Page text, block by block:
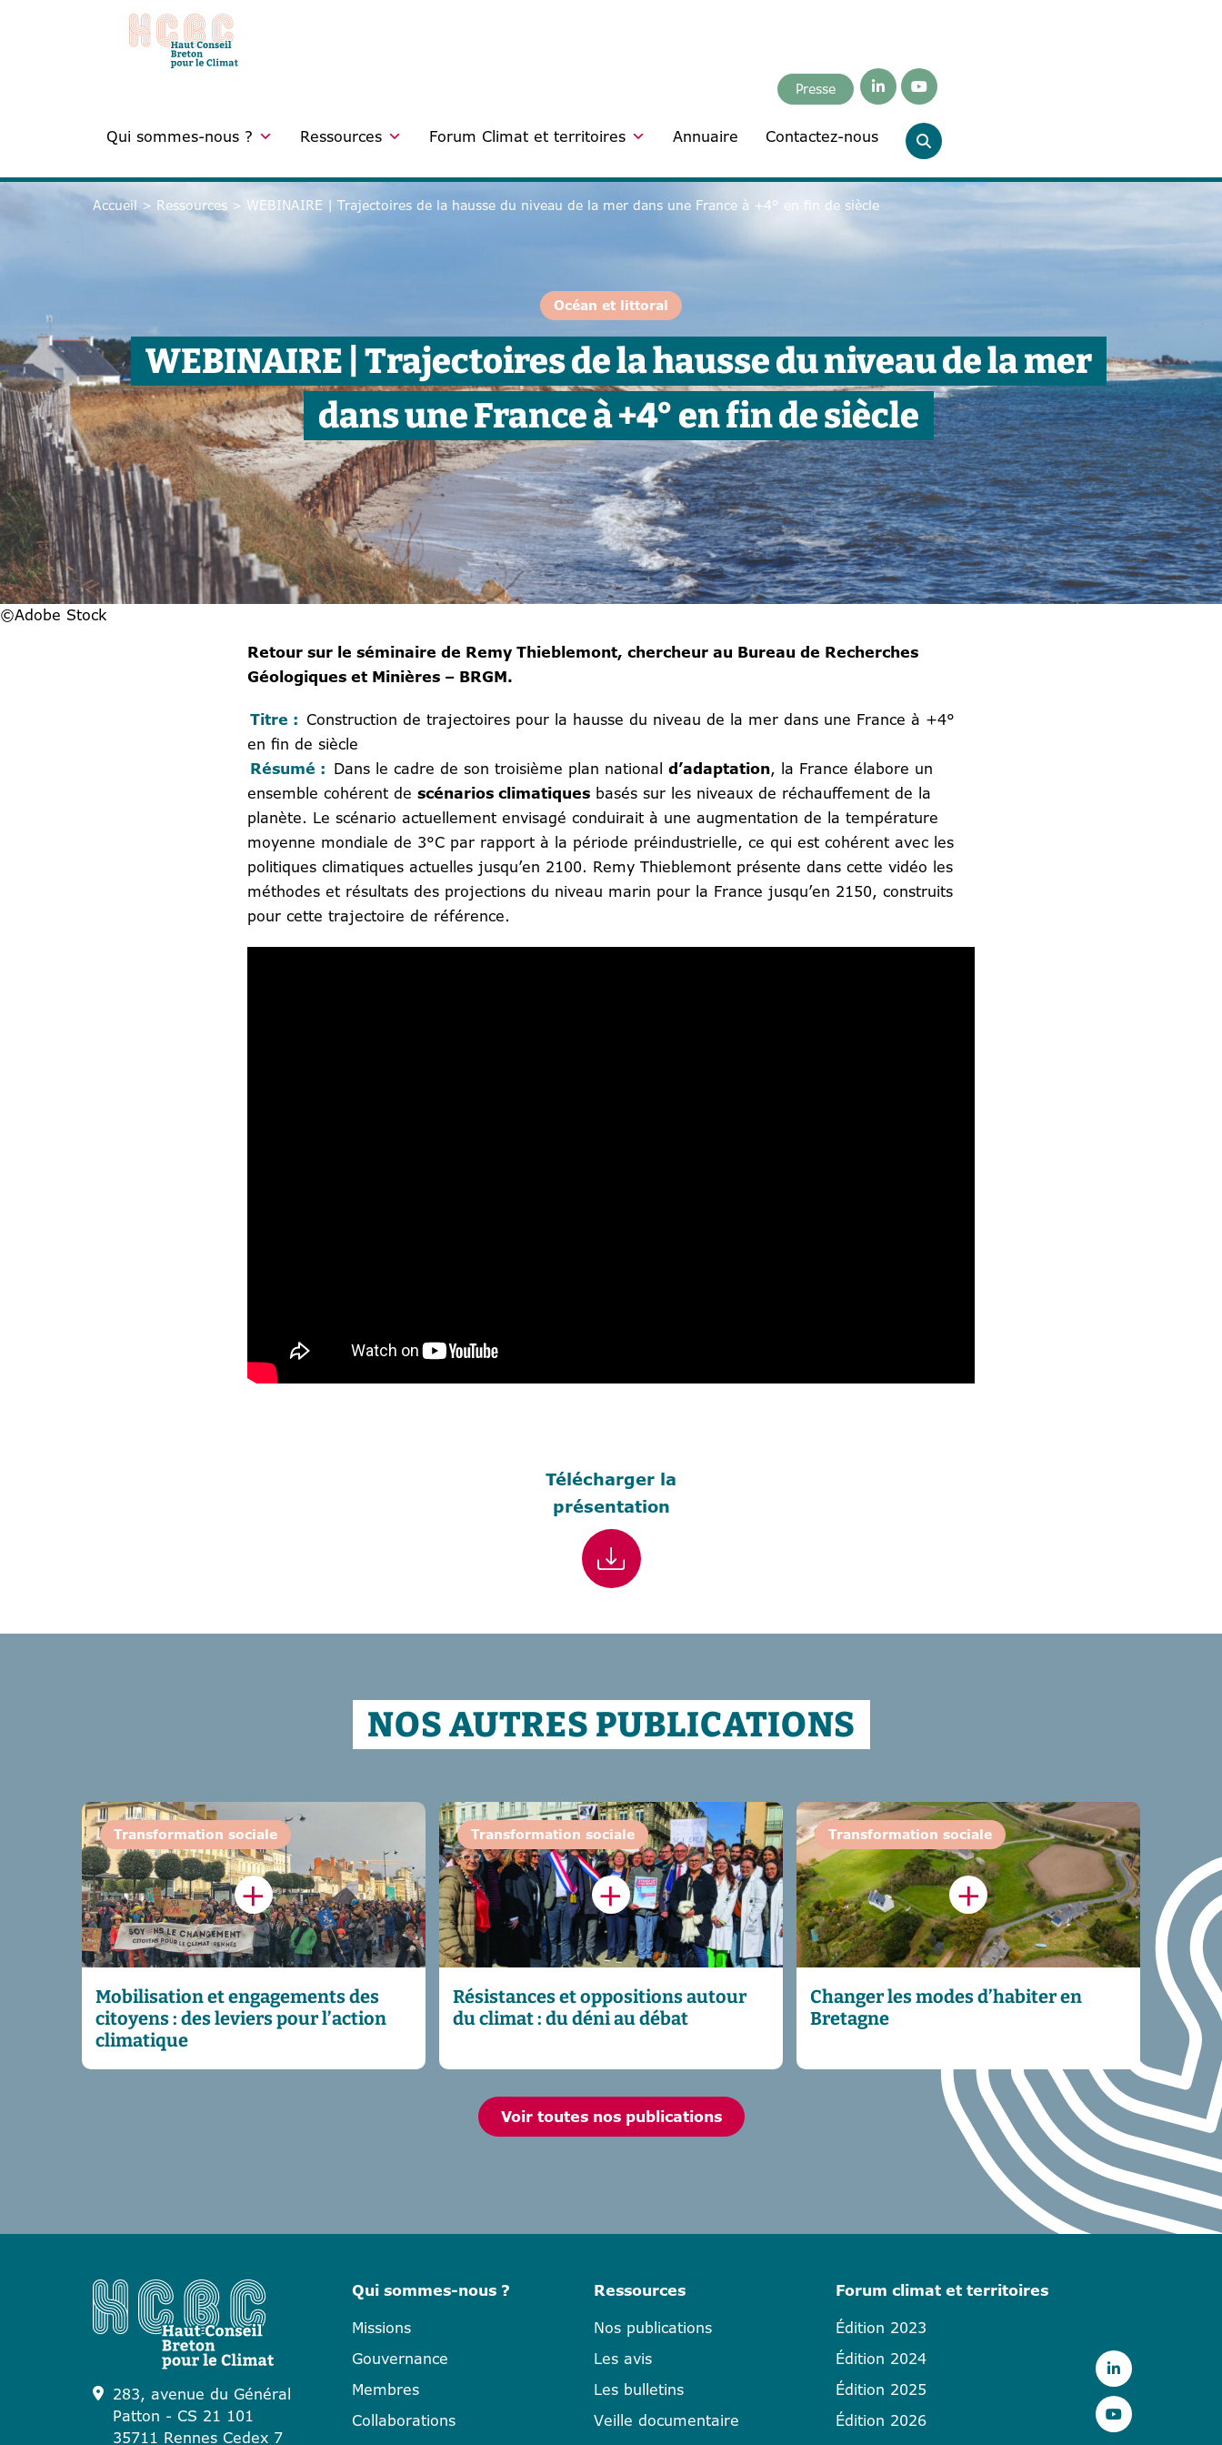
Presse
Qui sommes-nous ? Ressources Forum Climat et territoires Annuaire Contactez-nous
Océan et littoral
WEBINAIRE | Trajectoires de la hausse du niveau de la mer
dans une France à +4° en fin de siècle
©Adobe Stock
Accueil> Ressources > WEBINAIRE | Trajectoires de la hausse du niveau de la mer dans une France à +4° en fin de siècle
Retour sur le séminaire de Remy Thieblemont, chercheur au Bureau de Recherches
Géologiques et Minières – BRGM.
Titre : Construction de trajectoires pour la hausse du niveau de la mer dans une France à +4°
en fin de siècle
Résumé : Dans le cadre de son troisième plan nationald’adaptation, la France élabore un
ensemble cohérent de scénarios climatiques basés sur les niveaux de réchauffement de la
planète. Le scénario actuellement envisagé conduirait à une augmentation de la température
moyenne mondiale de 3°C par rapport à la période préindustrielle, ce qui est cohérent avec les
politiques climatiques actuelles jusqu’en 2100. Remy Thieblemont présente dans cette vidéo les
méthodes et résultats des projections du niveau marin pour la France jusqu’en 2150, construits
pour cette trajectoire de référence.
Télécharger la
présentation
NOS AUTRES PUBLICATIONS
Transformation sociale
Mobilisation et engagements des
citoyens : des leviers pour l’action
climatique
Transformation sociale
Résistances et oppositions autour
du climat : du déni au débat
Transformation sociale
Changer les modes d’habiter en
Bretagne
Voir toutes nos publications
283, avenue du Général
Patton - CS 21 101
35711 Rennes Cedex 7
Qui sommes-nous ?
Missions
Gouvernance
Membres
Collaborations
Ressources
Nos publications
Les avis
Les bulletins
Veille documentaire
Forum climat et territoires
Édition 2023
Édition 2024
Édition 2025
Édition 2026